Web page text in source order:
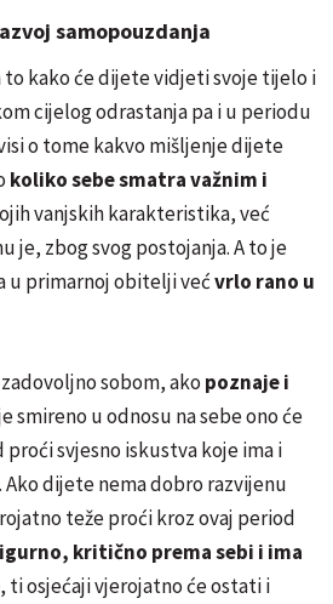
samopouzdanja
kako će dijete vidjeti svoje tijelo i
cijelog odrastanja pa i u periodu
o tome kakvo mišljenje dijete
koliko sebe smatra važnim i
vanjskih karakteristika, već
je, zbog svog postojanja. A to je
u primarnoj obitelji većvrlo rano u
sobom, ako poznaje i
smireno u odnosu na sebe ono će
svjesno iskustva koje ima i
dijete nema dobro razvijenu
teže proći kroz ovaj period
kritično prema sebi i ima
, ti osjećaji vjerojatno će ostati i